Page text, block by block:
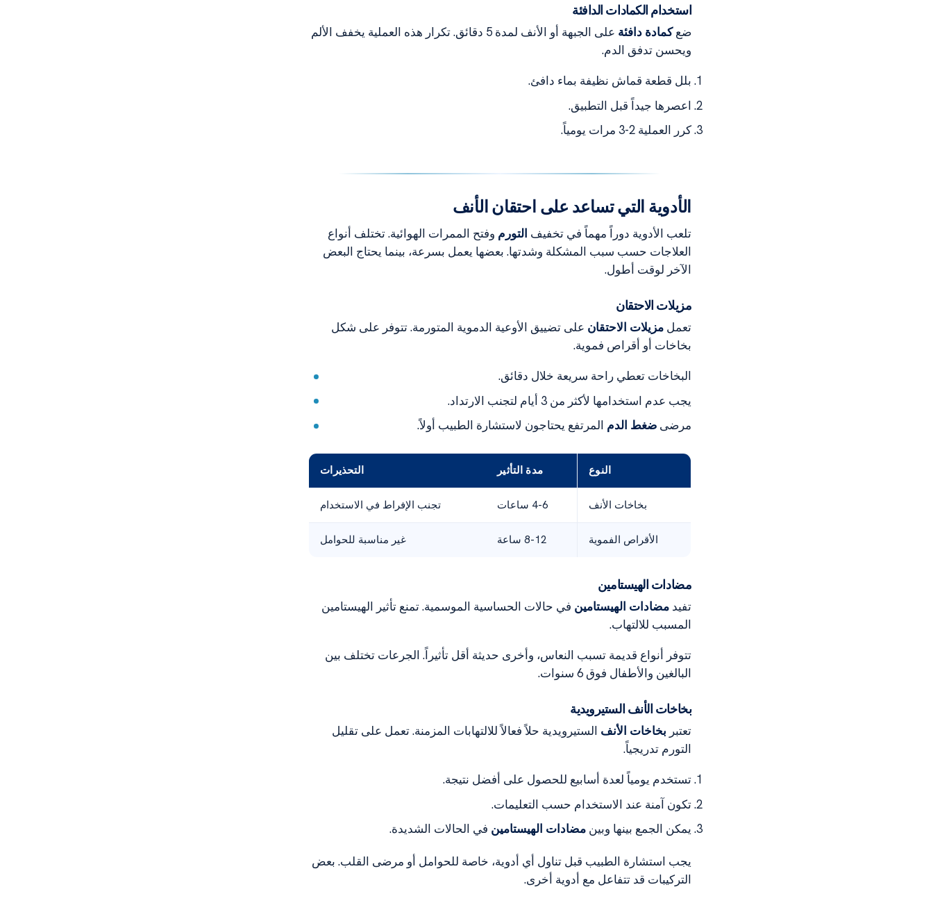
استخدام الكمادات الدافئة
ضعكمادة دافئة
على الجبهة أو الأنف لمدة 5 دقائق. تكرار هذه العملية يخفف الألم
ويحسن تدفق الدم.
بلل قطعة قماش نظيفة بماء دافئ.
اعصرها جيداً قبل التطبيق.
كرر العملية 2-3 مرات يومياً.
الأدوية التي تساعد على احتقان الأنف
تلعب الأدوية دوراً مهماً في تخفيف التورم وفتح الممرات الهوائية. تختلف أنواع
العلاجات حسب سبب المشكلة وشدتها. بعضها يعمل بسرعة، بينما يحتاج البعض
الآخر لوقت أطول.
مزيلات الاحتقان
تعمل مزيلات الاحتقان على تضييق الأوعية الدموية المتورمة. تتوفر على شكل
بخاخات أو أقراص فموية.
البخاخات تعطي راحة سريعة خلال دقائق.
يجب عدم استخدامها لأكثر من 3 أيام لتجنب الارتداد.
مرضى ضغط الدم المرتفع يحتاجون لاستشارة الطبيب أولاً.
النوع مدة التأثير التحذيرات
بخاخات الأنف 4-6 ساعات تجنب الإفراط في الاستخدام
الأقراص الفموية 8-12 ساعة غير مناسبة للحوامل
مضادات الهيستامين
تفيد مضادات الهيستامين في حالات الحساسية الموسمية. تمنع تأثير الهيستامين
المسبب للالتهاب.
تتوفر أنواع قديمة تسبب النعاس، وأخرى حديثة أقل تأثيراً. الجرعات تختلف بين
البالغين والأطفال فوق 6 سنوات.
بخاخات الأنف الستيرويدية
تعتبر بخاخات الأنف الستيرويدية حلاً فعالاً للالتهابات المزمنة. تعمل على تقليل
التورم تدريجياً.
تستخدم يومياً لعدة أسابيع للحصول على أفضل نتيجة.
تكون آمنة عند الاستخدام حسب التعليمات.
يمكن الجمع بينها وبين مضادات الهيستامين في الحالات الشديدة.
يجب استشارة الطبيب قبل تناول أي أدوية، خاصة للحوامل أو مرضى القلب. بعض
التركيبات قد تتفاعل مع أدوية أخرى.